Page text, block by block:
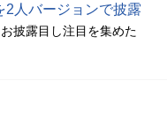
2人バージョンで披露
披露目し注目を集めた